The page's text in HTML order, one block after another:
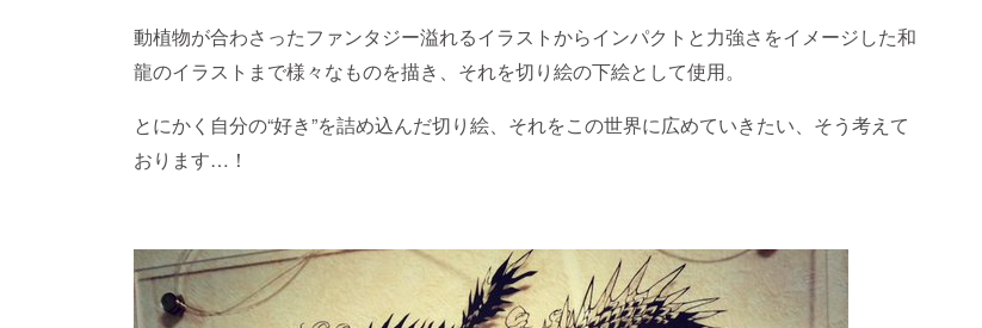
動植物が合わさったファンタジー溢れるイラストからインパクトと力強さをイメージした和
龍のイラストまで様々なものを描き、それを切り絵の下絵として使用。
とにかく自分の“好き”を詰め込んだ切り絵、それをこの世界に広めていきたい、そう考えて
おります…！